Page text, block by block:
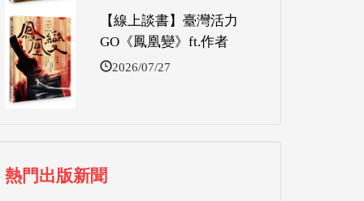
【線上談書】臺灣活力
GO《鳳凰變》ft.作者
2026/07/27
熱門出版新聞